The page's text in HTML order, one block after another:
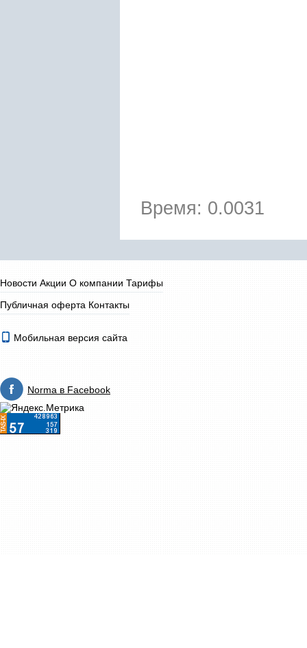
Время: 0.0031
Новости Акции О компании Тарифы
Публичная оферта Контакты
Мобильная версия сайта
Norma в Facebook